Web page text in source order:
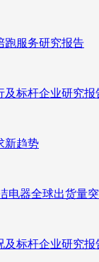
跑服务研究报告
及标杆企业研究报
新趋势
电器全球出货量
及标杆企业研究报